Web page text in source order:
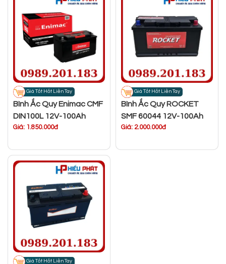
Giá Tốt Hốt Liền Tay
Bình Ắc Quy Enimac CMF
DIN100L 12V-100Ah
Giá: 1.850.000đ
Giá Tốt Hốt Liền Tay
Bình Ắc Quy ROCKET
SMF 60044 12V-100Ah
Giá: 2.000.000đ
Giá Tốt Hốt Liền Tay